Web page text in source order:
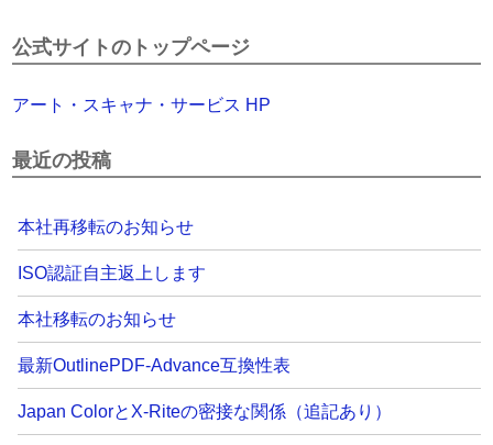
公式サイトのトップページ
アート・スキャナ・サービス HP
最近の投稿
本社再移転のお知らせ
ISO認証自主返上します
本社移転のお知らせ
最新OutlinePDF-Advance互換性表
Japan ColorとX-Riteの密接な関係（追記あり）